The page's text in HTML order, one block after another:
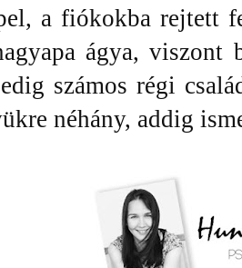
a fiókokba rejtett
ágya, viszont
számos régi
néhány, addig